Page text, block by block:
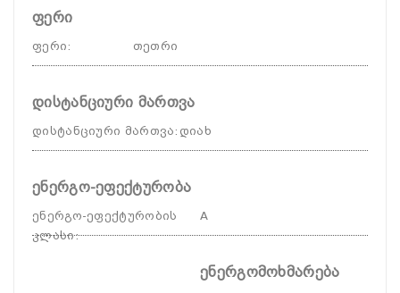
ფერი
ფერი: თეთრი
დისტანციური მართვა
დისტანციური მართვა: დიახ
ენერგო-ეფექტურობა
ენერგო-ეფექტურობის
კლასი:
A
ენერგომოხმარება